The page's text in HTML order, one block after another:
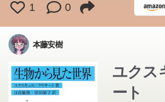
1 0
本藤安樹
ユクス
ート